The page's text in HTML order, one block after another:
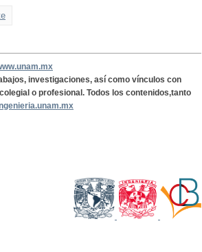
investigaciones, así como vínculos con
o profesional. Todos los contenidos,tanto